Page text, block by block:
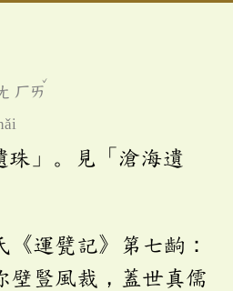
ㄏㄞ
ˇ
珠」。見「滄海遺
《運甓記》第七齣：
壁豎風裁，蓋世真儒